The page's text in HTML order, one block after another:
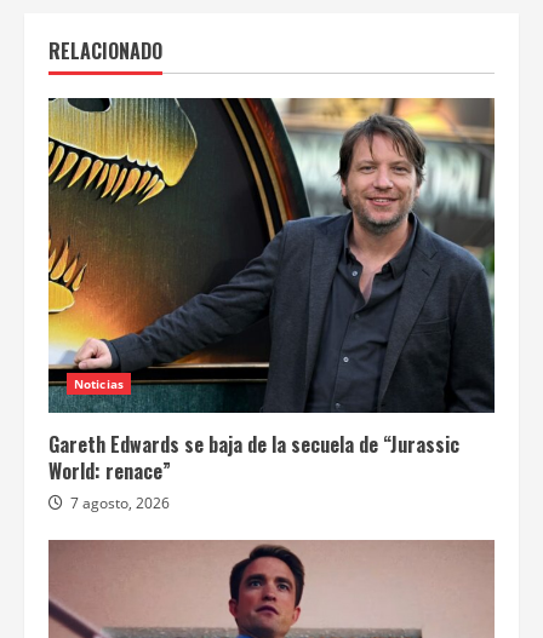
RELACIONADO
Noticias
Gareth Edwards se baja de la secuela de “Jurassic
World: renace”
7 agosto, 2026